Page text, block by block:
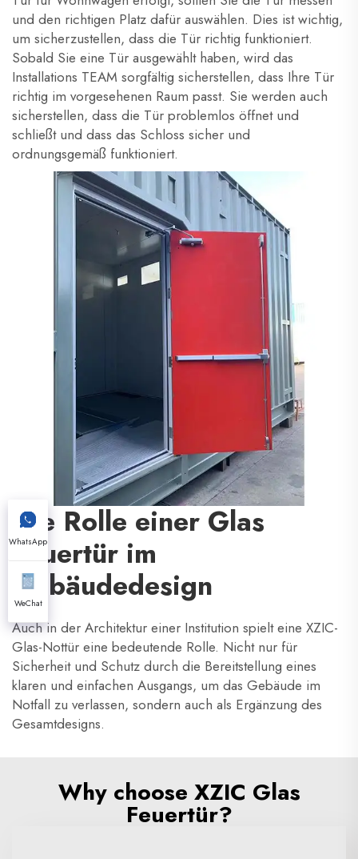
und den richtigen Platz dafür auswählen. Dies ist wichtig,
um sicherzustellen, dass die Tür richtig funktioniert.
Sobald Sie eine Tür ausgewählt haben, wird das
Installations TEAM sorgfältig sicherstellen, dass Ihre Tür
richtig im vorgesehenen Raum passt. Sie werden auch
sicherstellen, dass die Tür problemlos öffnet und
schließt und dass das Schloss sicher und
ordnungsgemäß funktioniert.
Die Rolle einer Glas
Feuertür im
Gebäudedesign
Auch in der Architektur einer Institution spielt eine XZIC-
Glas-Nottür eine bedeutende Rolle. Nicht nur für
Sicherheit und Schutz durch die Bereitstellung eines
klaren und einfachen Ausgangs, um das Gebäude im
Notfall zu verlassen, sondern auch als Ergänzung des
Gesamtdesigns.
Why choose XZIC Glas
Feuertür?
WhatsApp
WeChat